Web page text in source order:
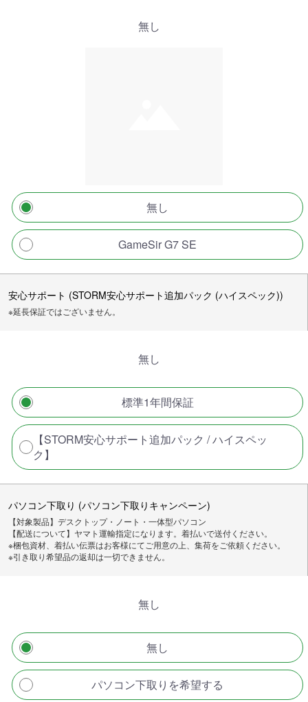
無し
無し
GameSir G7 SE
安心サポート (STORM安心サポート追加パック (ハイスペック))
※延長保証ではございません。
無し
標準1年間保証
【STORM安心サポート追加パック / ハイスペッ
ク】
パソコン下取り (パソコン下取りキャンペーン)
【対象製品】デスクトップ・ノート・一体型パソコン
【配送について】ヤマト運輸指定になります。着払いで送付ください。
※梱包資材、着払い伝票はお客様にてご用意の上、集荷をご依頼ください。
※引き取り希望品の返却は一切できません。
無し
無し
パソコン下取りを希望する